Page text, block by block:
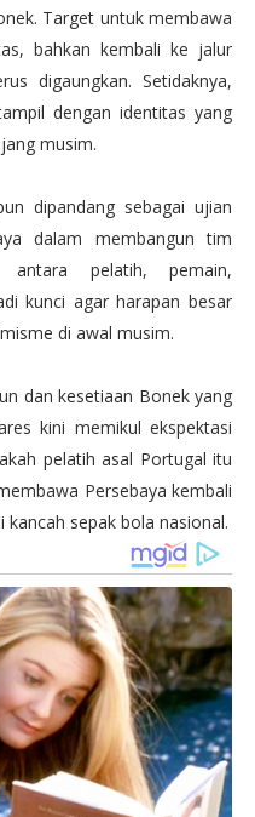
Target untuk membawa
bahkan kembali ke jalur
digaungkan. Setidaknya,
dengan identitas yang
musim.
dipandang sebagai ujian
dalam membangun tim
antara pelatih, pemain,
kunci agar harapan besar
di awal musim.
dan kesetiaan Bonek yang
kini memikul ekspektasi
pelatih asal Portugal itu
Persebaya kembali
sepak bola nasional.